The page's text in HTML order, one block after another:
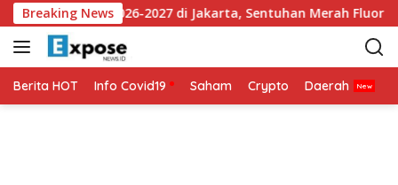
a
g
u
Breaking News
Ketiga 2026-2027 di Jakarta, Sentuhan Merah Fluoresen Jadi
Berita HOT Info Covid19 Saham Crypto Daerah